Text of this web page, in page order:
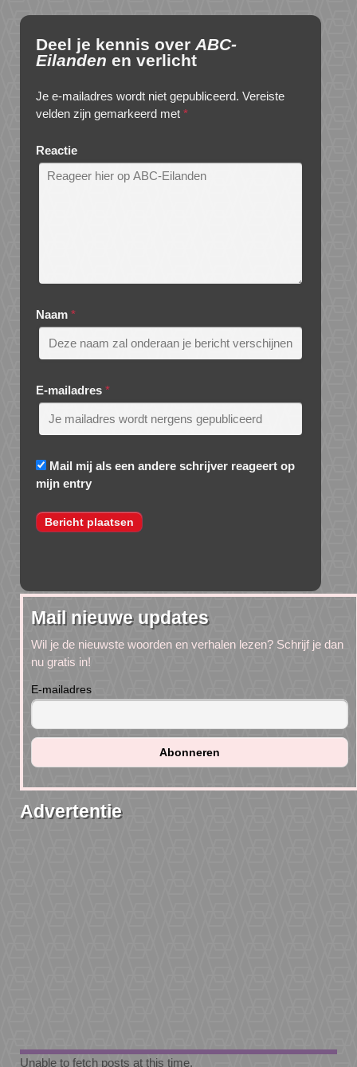
Deel je kennis over ABC-
Eilanden en verlicht
Je e-mailadres wordt niet gepubliceerd. Vereiste
velden zijn gemarkeerd met *
Reactie
Naam *
E-mailadres *
Mail mij als een andere schrijver reageert op
mijn entry
Mail nieuwe updates
Wil je de nieuwste woorden en verhalen lezen? Schrijf je dan
nu gratis in!
E-mailadres
Advertentie
Unable to fetch posts at this time.